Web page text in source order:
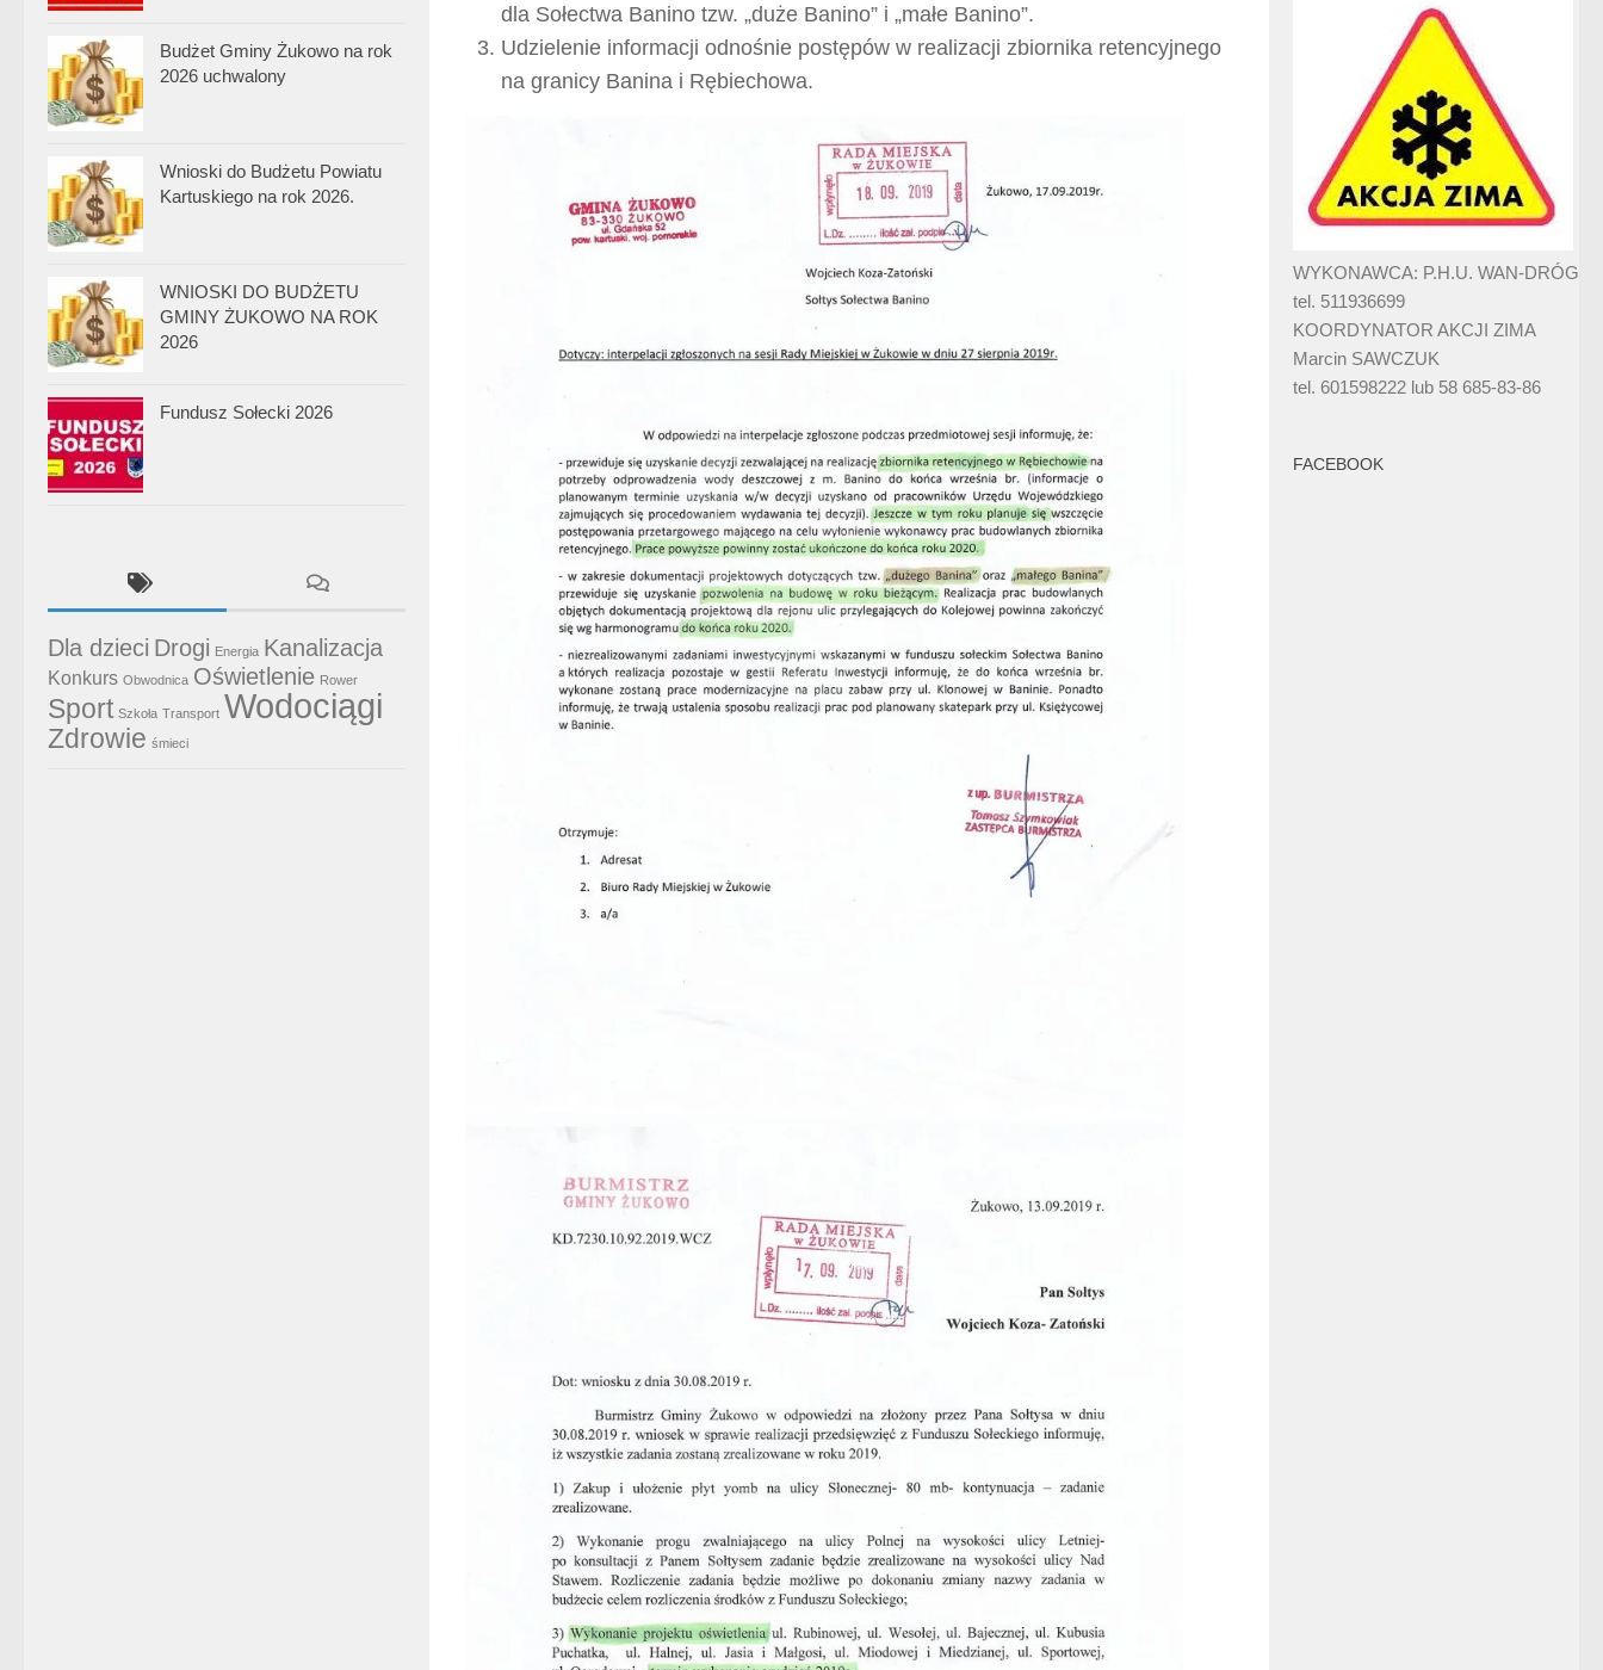
dla Sołectwa Banino tzw. „duże Banino” i „małe Banino”.
Udzielenie informacji odnośnie postępów w realizacji zbiornika retencyjnego
na granicy Banina i Rębiechowa.
Budżet Gminy Żukowo na rok
2026 uchwalony
Wnioski do Budżetu Powiatu
Kartuskiego na rok 2026.
WNIOSKI DO BUDŻETU
GMINY ŻUKOWO NA ROK
2026
Fundusz Sołecki 2026
Dla dzieci Drogi Energia Kanalizacja
Konkurs Obwodnica Oświetlenie Rower
Sport Szkoła Transport Wodociągi
Zdrowie śmieci
WYKONAWCA: P.H.U. WAN-DRÓG
tel. 511936699
KOORDYNATOR AKCJI ZIMA
Marcin SAWCZUK
tel. 601598222 lub 58 685-83-86
FACEBOOK